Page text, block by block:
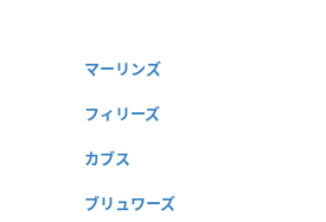
マーリンズ
フィリーズ
カブス
ブリュワーズ